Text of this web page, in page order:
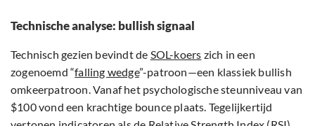
Technische analyse: bullish signaal
Technisch gezien bevindt de SOL-koers zich in een
zogenoemd “falling wedge”-patroon—een klassiek bullish
omkeerpatroon. Vanaf het psychologische steunniveau van
$100 vond een krachtige bounce plaats. Tegelijkertijd